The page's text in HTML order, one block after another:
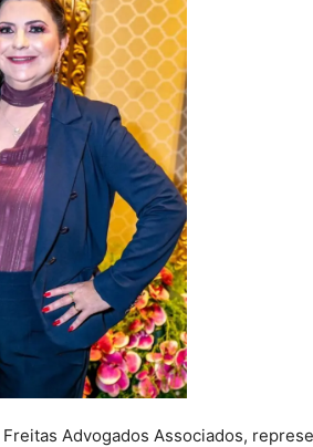
Advogados Associados,